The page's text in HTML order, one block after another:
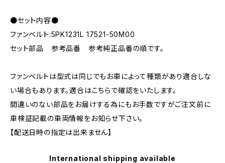
●セット内容●
ファンベルト:5PK1231L 17521-50M00
セット部品 参考品番 参考純正品番の順です。
ファンベルトは型式は同じでもお車によって種類があり適合しな
い場合もあります。適合はこちらで確認をいたします。
間違いのない部品をお届けする為にもお手数ですがご注文前に
車検証記載の車両情報をお知らせ下さい。
【配送日時の指定は出来ません】
International shipping available